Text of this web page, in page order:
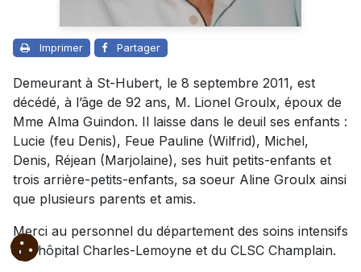
Imprimer Partager
Demeurant à St-Hubert, le 8 septembre 2011, est
décédé, à l’âge de 92 ans, M. Lionel Groulx, époux de
Mme Alma Guindon. Il laisse dans le deuil ses enfants :
Lucie (feu Denis), Feue Pauline (Wilfrid), Michel,
Denis, Réjean (Marjolaine), ses huit petits-enfants et
trois arrière-petits-enfants, sa soeur Aline Groulx ainsi
que plusieurs parents et amis.
Merci au personnel du département des soins intensifs
de l’hôpital Charles-Lemoyne et du CLSC Champlain.